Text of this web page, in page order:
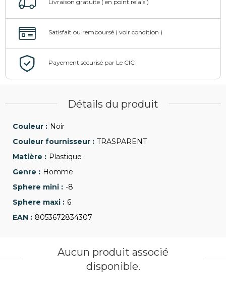
Détails du produit
Noir
TRASPARENT
Plastique
Homme
-8
6
8053672834307
Aucun produit associé
disponible.